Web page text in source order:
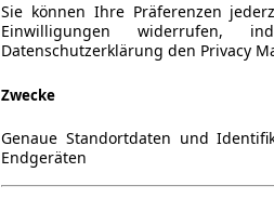
Sie können Ihre Präferenzen
Einwilligungen widerrufen,
Datenschutzerklärung den Privacy
Zwecke
Genaue Standortdaten und
Endgeräten